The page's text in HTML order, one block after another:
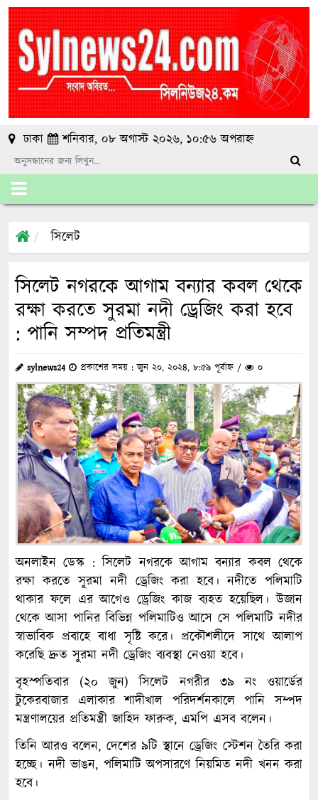
ঢাকা শনিবার, ০৮ অগাস্ট ২০২৬, ১০:৫৬ অপরাহ্ন
সিলেট
সিলেট নগরকে আগাম বন্যার কবল থেকে
রক্ষা করতে সুরমা নদী ড্রেজিং করা হবে
: পানি সম্পদ প্রতিমন্ত্রী
sylnews24 প্রকাশের সময় : জুন ২০, ২০২৪, ৮:৫৯ পূর্বাহ্ন / ০
অনলাইন ডেস্ক : সিলেট নগরকে আগাম বন্যার কবল থেকে
রক্ষা করতে সুরমা নদী ড্রেজিং করা হবে। নদীতে পলিমাটি
থাকার ফলে এর আগেও ড্রেজিং কাজ ব্যহত হয়েছিল। উজান
থেকে আসা পানির বিভিন্ন পলিমাটিও আসে সে পলিমাটি নদীর
স্বাভাবিক প্রবাহে বাধা সৃষ্টি করে। প্রকৌশলীদে সাথে আলাপ
করেছি দ্রুত সুরমা নদী ড্রেজিং ব্যবস্থা নেওয়া হবে।
বৃহস্পতিবার (২০ জুন) সিলেট নগরীর ৩৯ নং ওয়ার্ডের
টুকেরবাজার এলাকার শাদীখাল পরিদর্শনকালে পানি সম্পদ
মন্ত্রণালয়ের প্রতিমন্ত্রী জাহিদ ফারুক, এমপি এসব বলেন।
তিনি আরও বলেন, দেশের ৯টি স্থানে ড্রেজিং স্টেশন তৈরি করা
হচ্ছে। নদী ভাঙন, পলিমাটি অপসারণে নিয়মিত নদী খনন করা
হবে।